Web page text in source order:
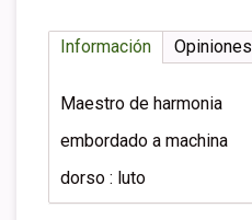
Información Opiniones
Maestro de harmonia
embordado a machina
dorso : luto